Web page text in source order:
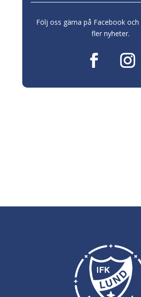
Följ oss gärna på Facebook
fler nyheter.